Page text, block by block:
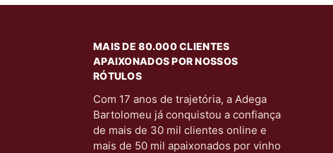
MAIS DE 80.000 CLIENTES
APAIXONADOS POR NOSSOS
RÓTULOS
Com 17 anos de trajetória, a Adega
Bartolomeu já conquistou a confiança
de mais de 30 mil clientes online e
mais de 50 mil apaixonados por vinho